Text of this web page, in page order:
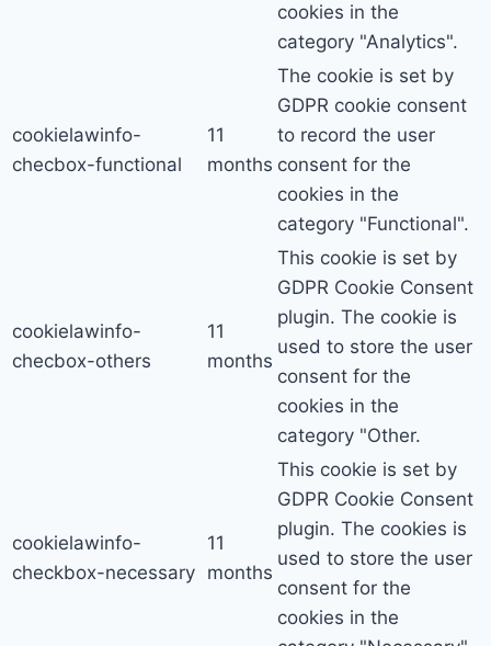
cookies in the
category "Analytics".
cookielawinfo-
checbox-functional
11
months
The cookie is set by
GDPR cookie consent
to record the user
consent for the
cookies in the
category "Functional".
cookielawinfo-
checbox-others
11
months
This cookie is set by
GDPR Cookie Consent
plugin. The cookie is
used to store the user
consent for the
cookies in the
category "Other.
cookielawinfo-
checkbox-necessary
11
months
This cookie is set by
GDPR Cookie Consent
plugin. The cookies is
used to store the user
consent for the
cookies in the